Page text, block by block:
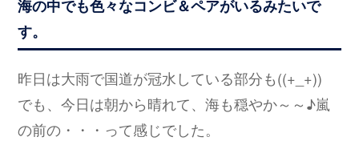
海の中でも色々なコンビ＆ペアがいるみたいで
す。
昨日は大雨で国道が冠水している部分も((+_+))
でも、今日は朝から晴れて、海も穏やか～～♪嵐
の前の・・・って感じでした。